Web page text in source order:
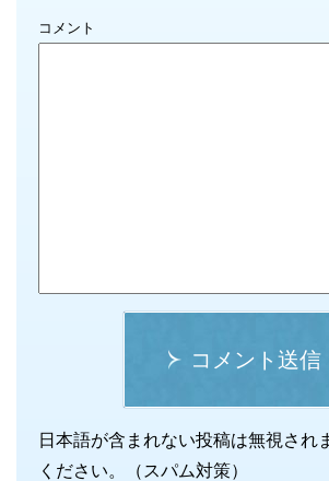
コメント
コメント送信
日本語が含まれない投稿は無視され
ください。（スパム対策）